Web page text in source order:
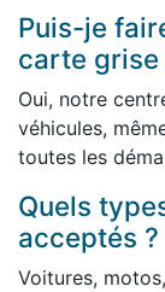
Puis-je
carte grise
Oui, notre
véhicules,
toutes les
Quels
acceptés ?
Voitures,